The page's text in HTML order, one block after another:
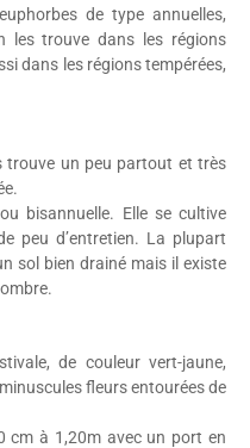
de type annuelles,
les trouve dans les régions
dans les régions tempérées,
trouve un peu partout et très
bisannuelle. Elle se cultive
peu d’entretien. La plupart
sol bien drainé mais il existe
de couleur vert-jaune,
fleurs entourées de
cm à 1,20m avec un port en